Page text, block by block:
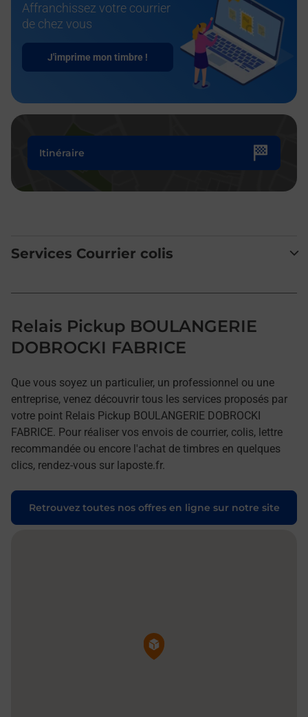
Affranchissez votre courrier
de chez vous
J'imprime mon timbre !
Itinéraire
Services Courrier colis
Relais Pickup BOULANGERIE
DOBROCKI FABRICE
Que vous soyez un particulier, un professionnel ou une
entreprise, venez découvrir tous les services proposés par
votre point Relais Pickup BOULANGERIE DOBROCKI
FABRICE. Pour réaliser vos envois de courrier, colis, lettre
recommandée ou encore l'achat de timbres en quelques
clics, rendez-vous sur laposte.fr.
Retrouvez toutes nos offres en ligne sur notre site
Pin de la carte